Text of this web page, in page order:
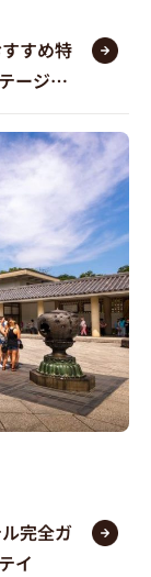
すめ特
ージを
完全ガ
イ